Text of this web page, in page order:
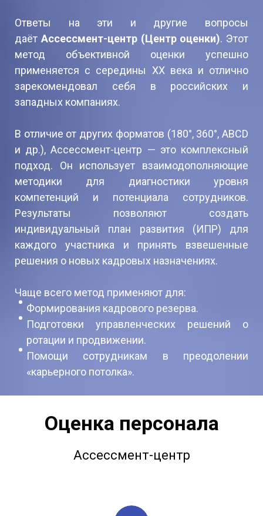
Ответы на эти и другие вопросы
даёт Ассессмент-центр (Центр оценки). Этот
метод объективной оценки успешно
применяется с середины XX века и отлично
зарекомендовал себя в российских и
западных компаниях.
В отличие от других форматов (180°, 360°, ABCD
и др.), Ассессмент-центр — это комплексный
подход. Он использует взаимодополняющие
методики для диагностики уровня
компетенций и потенциала сотрудников.
Результаты позволяют создать
индивидуальный план развития (ИПР) для
каждого участника и принять взвешенные
решения о новых кадровых назначениях.
Чаще всего метод применяют для:
Формирования кадрового резерва.
Подготовки управленческих решений о
ротации и продвижении.
Помощи сотрудникам в преодолении
«карьерного потолка».
Оценка персонала
Ассессмент-центр